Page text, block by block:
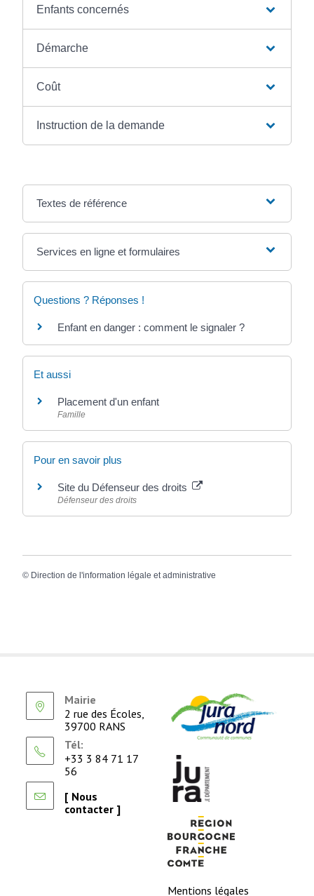
Enfants concernés
Démarche
Coût
Instruction de la demande
Textes de référence
Services en ligne et formulaires
Questions ? Réponses !
Enfant en danger : comment le signaler ?
Et aussi
Placement d'un enfant
Famille
Pour en savoir plus
Site du Défenseur des droits
Défenseur des droits
© Direction de l'information légale et administrative
Mairie
2 rue des Écoles,
39700 RANS
Tél:
+33 3 84 71 17
56
[ Nous
contacter ]
Mentions légales